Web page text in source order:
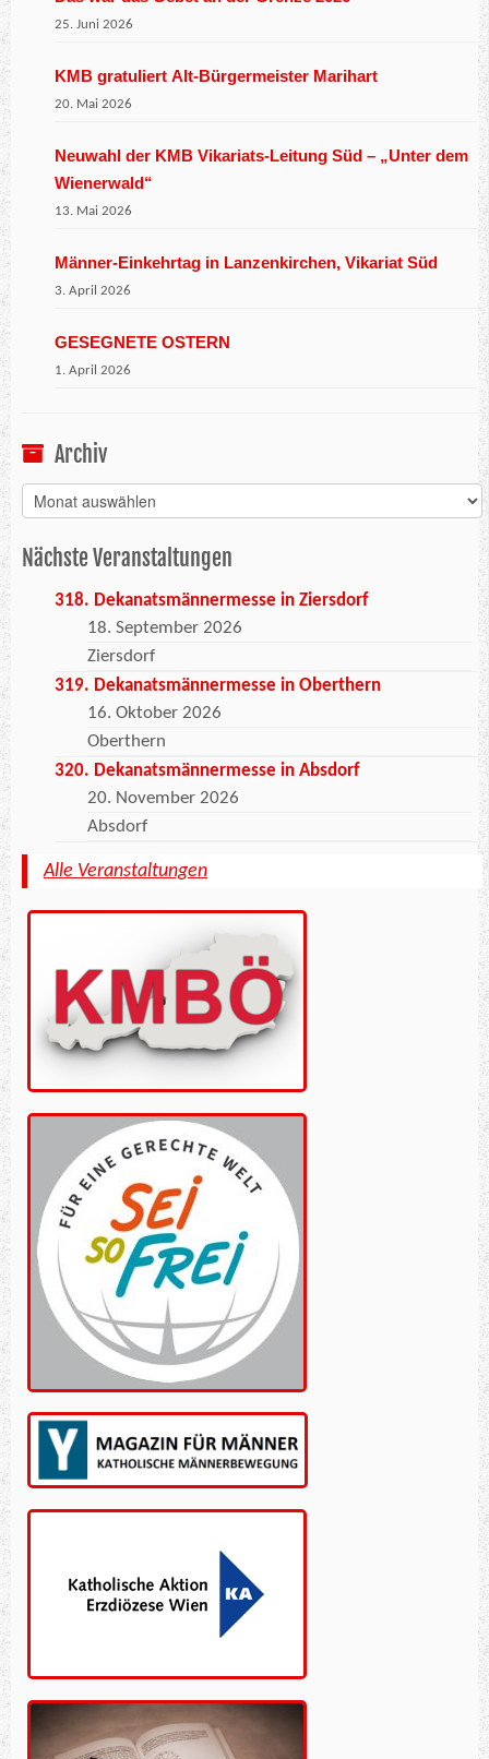
25. Juni 2026
KMB gratuliert Alt-Bürgermeister Marihart
20. Mai 2026
Neuwahl der KMB Vikariats-Leitung Süd – „Unter dem
Wienerwald“
13. Mai 2026
Männer-Einkehrtag in Lanzenkirchen, Vikariat Süd
3. April 2026
GESEGNETE OSTERN
1. April 2026
Archiv
Archiv
Nächste Veranstaltungen
318. Dekanatsmännermesse in Ziersdorf
18. September 2026
Ziersdorf
319. Dekanatsmännermesse in Oberthern
16. Oktober 2026
Oberthern
320. Dekanatsmännermesse in Absdorf
20. November 2026
Absdorf
Alle Veranstaltungen